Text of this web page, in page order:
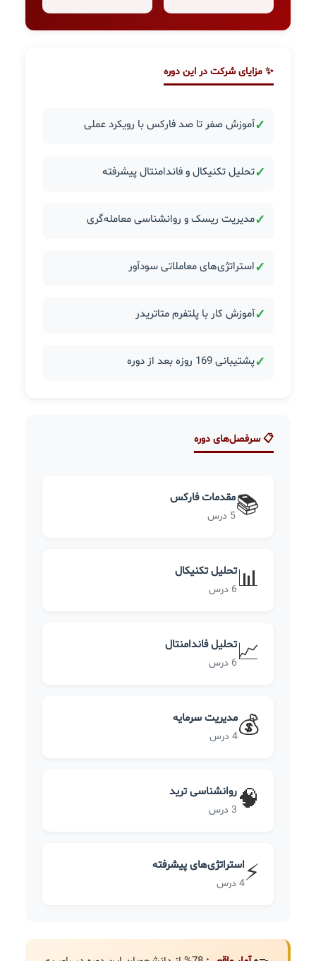
✨ مزایای شرکت در این دوره
✓آموزش صفر تا صد فارکس با رویکرد عملی
✓تحلیل تکنیکال و فاندامنتال پیشرفته
✓مدیریت ریسک و روانشناسی معامله‌گری
✓استراتژی‌های معاملاتی سودآور
✓آموزش کار با پلتفرم متاتریدر
✓پشتیبانی 169 روزه بعد از دوره
📋 سرفصل‌های دوره
📚مقدمات فارکس
5 درس
📊تحلیل تکنیکال
6 درس
📈تحلیل فاندامنتال
6 درس
💰مدیریت سرمایه
4 درس
🧠روانشناسی ترید
3 درس
⚡استراتژی‌های پیشرفته
4 درس